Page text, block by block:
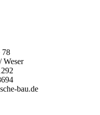
78
Weser
bau.de